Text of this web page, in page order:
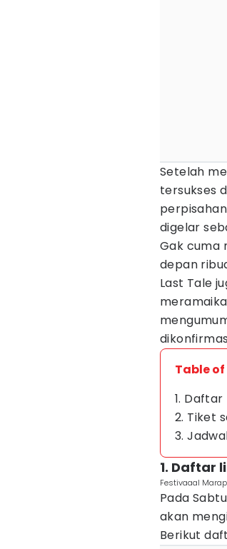
Setelah
tersukses
digelar
Gak cuma
depan
Last Tale
Table
1.
2. Tiket
3.
1. Daftar
Festivaaal
Pada
akan
Berikut